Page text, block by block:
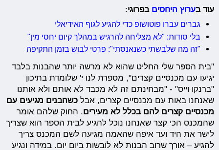
עוד בערוץ היחסים בפרוגי:
גברים עברו פוטושופ כדי להגיע לגוף האידיאלי
בלי סודות: "לא מצליחה להרגיש במהלך קיום יחסי מין"
"זה מה שלבשתי כשנאנסתי": פרטי לבוש בזמן התקיפה
"בית הספר שלי החליט שהוא לא מרשה יותר שהבנות בלבד
יגיעו עם מכנסיים קצרים", מספרת לנו י' שלומדת בתיכון
"ברנקו וייס" - "מבחינתם זה לא מכבד לא אותם ולא אותנו
שאנחנו באות עם מכנסיים קצרים, אבל כשהבנים מגיעים עם
מכנסיים קצרים להם בכלל לא מעירים. החוק שלהם אומר
שהמכנס הכי קצר שאנחנו נוכל להגיע לבית הספר הוא שצריך
לישר את היד ועד איפה שהאמה מגיעה לשם המכנס צריך
להגיע – אורך שרוב הבנות לא לובשות ביום יום. במידה ונגיע